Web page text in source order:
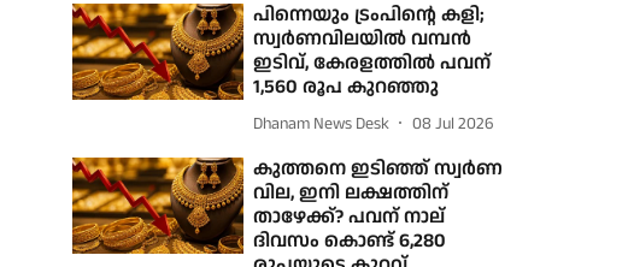
പിന്നെയും ട്രംപിന്റെ കളി;
സ്വര്‍ണവിലയില്‍ വമ്പൻ
ഇടിവ്, കേരളത്തിൽ പവന്
1,560 രൂപ കുറഞ്ഞു
Dhanam News Desk 08 Jul 2026
കുത്തനെ ഇടിഞ്ഞ് സ്വര്‍ണ
വില, ഇനി ലക്ഷത്തിന്
താഴേക്ക്? പവന് നാല്
ദിവസം കൊണ്ട് 6,280